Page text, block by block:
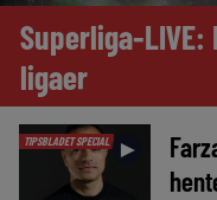
Superliga-
ligaer
TIPSBLADET SPECIAL ►